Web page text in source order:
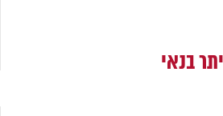
בנאי